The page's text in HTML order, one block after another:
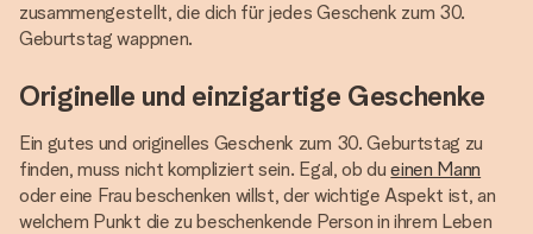
zusammengestellt, die dich für jedes Geschenk zum 30.
Geburtstag wappnen.
Originelle und einzigartige Geschenke
Ein gutes und originelles Geschenk zum 30. Geburtstag zu
finden, muss nicht kompliziert sein. Egal, ob dueinen Mann
oder eine Frau beschenken willst, der wichtige Aspekt ist, an
welchem Punkt die zu beschenkende Person in ihrem Leben